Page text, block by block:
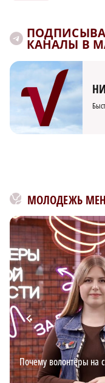
КАНАЛЫ В
МОЛОДЕЖЬ
Почему волонтёры на